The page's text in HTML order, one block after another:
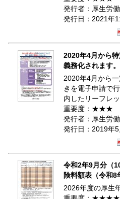
発行者：厚生労
発行日：2021年
2020年4月から
義務化されます。
2020年4月から
きを電子申請で
内したリーフレッ
重要度：★★★
発行者：厚生労
発行日：2019年5
令和2年9月分（
険料額表（令和8
2026年度の厚生